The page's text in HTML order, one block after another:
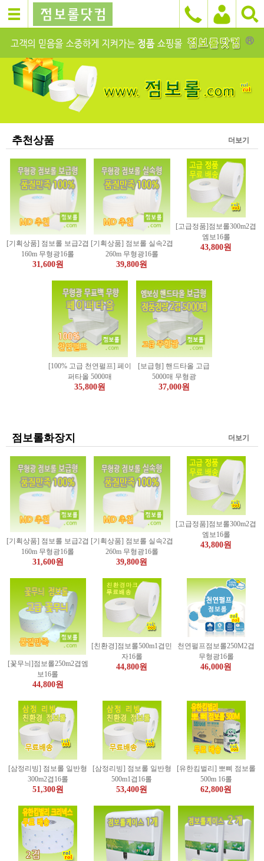
추천상품 더보기
[기획상품] 점보롤 보급2겹
160m 무형광16롤
31,600원
[기획상품] 점보롤 실속2겹
260m 무형광16롤
39,800원
[고급정품]점보롤300m2겹
엠보16롤
43,800원
[100% 고급 천연펄프] 페이
퍼타올 5000매
35,800원
[보급형] 핸드타올 고급
5000매 무형광
37,000원
점보롤화장지 더보기
[기획상품] 점보롤 보급2겹
160m 무형광16롤
31,600원
[기획상품] 점보롤 실속2겹
260m 무형광16롤
39,800원
[고급정품]점보롤300m2겹
엠보16롤
43,800원
[꽃무늬]점보롤250m2겹엠
보16롤
44,800원
[친환경]점보롤500m1겹민
자16롤
44,800원
천연펄프점보롤250M2겹
무형광16롤
46,000원
[삼정리빙] 점보롤 일반형
300m2겹16롤
51,300원
[삼정리빙] 점보롤 일반형
500m1겹16롤
53,400원
[유한킴벌리] 뽀삐 점보롤
500m 16롤
62,800원